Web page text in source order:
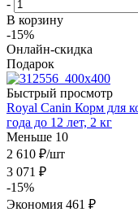
-
В корзину
-15%
Онлайн-скидка
Подарок
Быстрый просмотр
Royal Canin Корм для
года до 12 лет, 2 кг
Меньше 10
2 610 ₽/шт
3 071 ₽
-15%
Экономия 461 ₽